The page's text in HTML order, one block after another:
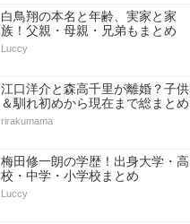
白鳥翔の本名と年齢、実家と家
族！父親・母親・兄弟もまとめ
Luccy
江口洋介と森高千里が離婚？子供
＆馴れ初めから現在まで総まとめ
rirakumama
梅田修一朗の学歴！出身大学・高
校・中学・小学校まとめ
Luccy